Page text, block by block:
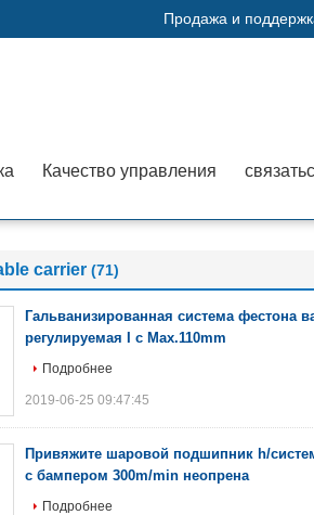
Продажа и
Качество управления
carrier (71)
Гальванизированная система фестона
регулируемая I с Max.110mm
Подробнее
2019-06-25 09:47:45
Привяжите шаровой подшипник h/
с бампером 300m/min неопрена
Подробнее